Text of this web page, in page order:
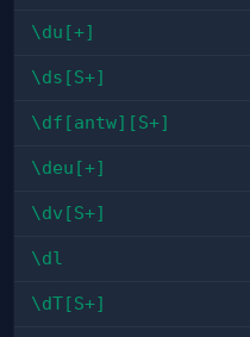
\du[+]
\ds[S+]
\df[antw][S+]
\deu[+]
\dv[S+]
\dl
\dT[S+]